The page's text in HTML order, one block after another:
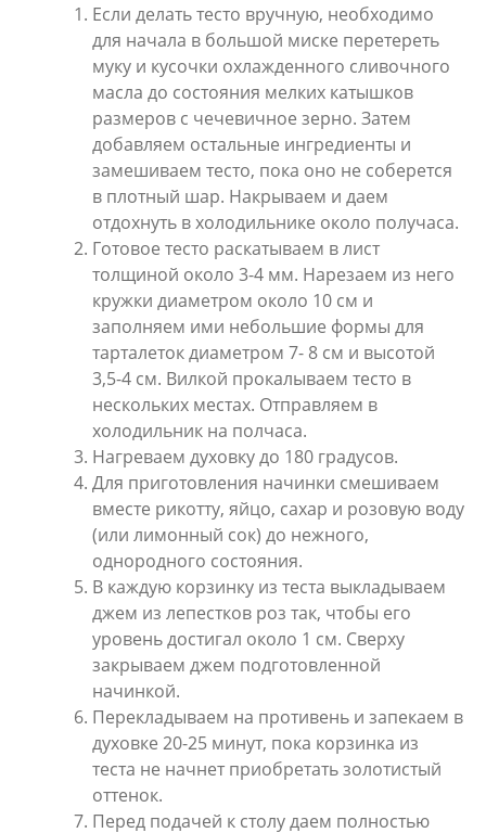
Если делать тесто вручную, необходимо
для начала в большой миске перетереть
муку и кусочки охлажденного сливочного
масла до состояния мелких катышков
размеров с чечевичное зерно. Затем
добавляем остальные ингредиенты и
замешиваем тесто, пока оно не соберется
в плотный шар. Накрываем и даем
отдохнуть в холодильнике около получаса.
Готовое тесто раскатываем в лист
толщиной около 3-4 мм. Нарезаем из него
кружки диаметром около 10 см и
заполняем ими небольшие формы для
тарталеток диаметром 7- 8 см и высотой
3,5-4 см. Вилкой прокалываем тесто в
нескольких местах. Отправляем в
холодильник на полчаса.
Нагреваем духовку до 180 градусов.
Для приготовления начинки смешиваем
вместе рикотту, яйцо, сахар и розовую воду
(или лимонный сок) до нежного,
однородного состояния.
В каждую корзинку из теста выкладываем
джем из лепестков роз так, чтобы его
уровень достигал около 1 см. Сверху
закрываем джем подготовленной
начинкой.
Перекладываем на противень и запекаем в
духовке 20-25 минут, пока корзинка из
теста не начнет приобретать золотистый
оттенок.
Перед подачей к столу даем полностью